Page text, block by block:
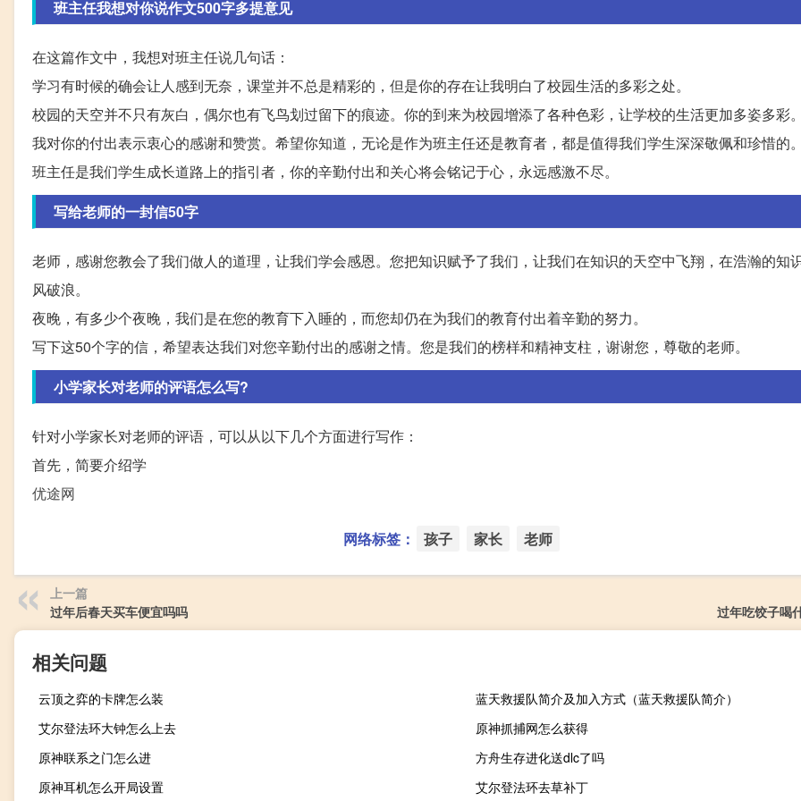
班主任我想对你说作文500字多提意见
在这篇作文中，我想对班主任说几句话：
学习有时候的确会让人感到无奈，课堂并不总是精彩的，但是你的存在让我明白了校园生活的多彩之处。
校园的天空并不只有灰白，偶尔也有飞鸟划过留下的痕迹。你的到来为校园增添了各种色彩，让学校的生活更加多姿多彩。
我对你的付出表示衷心的感谢和赞赏。希望你知道，无论是作为班主任还是教育者，都是值得我们学生深深敬佩和珍惜的。
班主任是我们学生成长道路上的指引者，你的辛勤付出和关心将会铭记于心，永远感激不尽。
写给老师的一封信50字
老师，感谢您教会了我们做人的道理，让我们学会感恩。您把知识赋予了我们，让我们在知识的天空中飞翔，在浩瀚的知
风破浪。
夜晚，有多少个夜晚，我们是在您的教育下入睡的，而您却仍在为我们的教育付出着辛勤的努力。
写下这50个字的信，希望表达我们对您辛勤付出的感谢之情。您是我们的榜样和精神支柱，谢谢您，尊敬的老师。
小学家长对老师的评语怎么写?
针对小学家长对老师的评语，可以从以下几个方面进行写作：
首先，简要介绍学
优途网
网络标签： 孩子 家长 老师
上一篇
过年后春天买车便宜吗吗
过年吃饺子喝
相关问题
云顶之弈的卡牌怎么装
蓝天救援队简介及加入方式（蓝天救援队简介）
艾尔登法环大钟怎么上去
原神抓捕网怎么获得
原神联系之门怎么进
方舟生存进化送dlc了吗
原神耳机怎么开局设置
艾尔登法环去草补丁